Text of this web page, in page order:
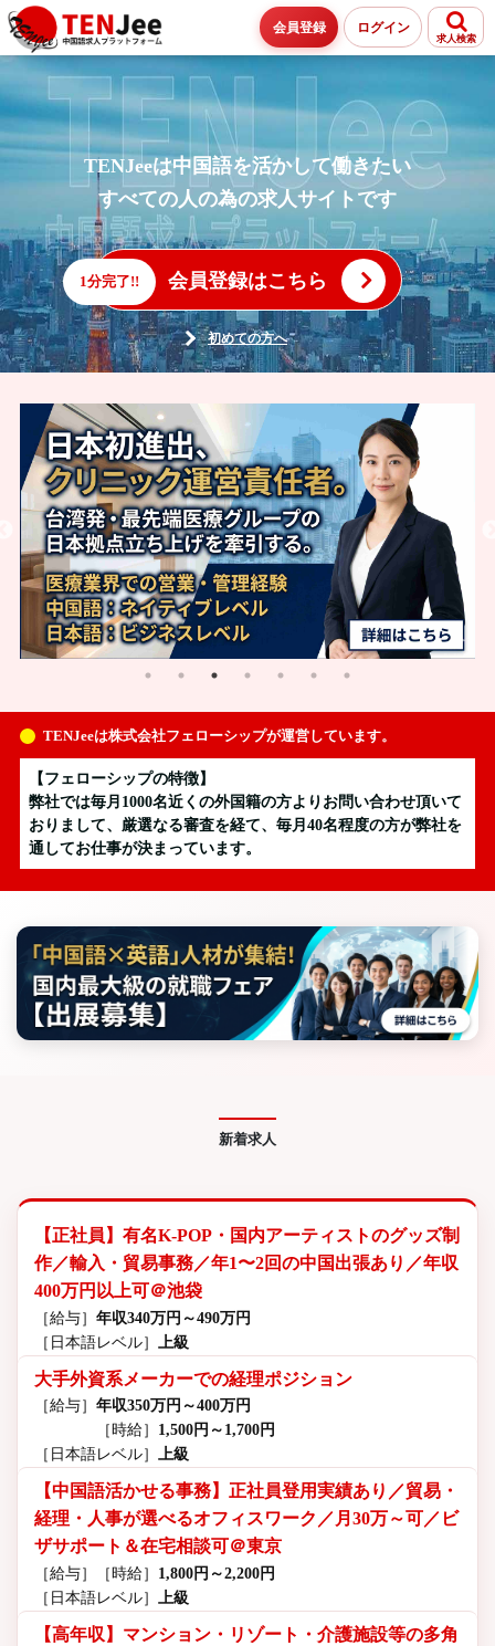
会員登録 ログイン
求人検索
TENJeeは中国語を活かして働きたい
すべての人の為の求人サイトです
会員登録はこちら
1分完了!!
初めての方へ
TENJeeは株式会社フェローシップが運営しています。
【フェローシップの特徴】
弊社では毎月1000名近くの外国籍の方よりお問い合わせ頂いて
おりまして、厳選なる審査を経て、毎月40名程度の方が弊社を
通してお仕事が決まっています。
新着求人
【正社員】有名K-POP・国内アーティストのグッズ制
作／輸入・貿易事務／年1〜2回の中国出張あり／年収
400万円以上可＠池袋
［給与］ 年収340万円～490万円
［日本語レベル］
上級
大手外資系メーカーでの経理ポジション
［給与］ 年収350万円～400万円
［時給］ 1,500円～1,700円
［日本語レベル］ 上級
【中国語活かせる事務】正社員登用実績あり／貿易・
経理・人事が選べるオフィスワーク／月30万～可／ビ
ザサポート＆在宅相談可＠東京
［給与］ ［時給］ 1,800円～2,200円
［日本語レベル］ 上級
【高年収】マンション・リゾート・介護施設等の多角